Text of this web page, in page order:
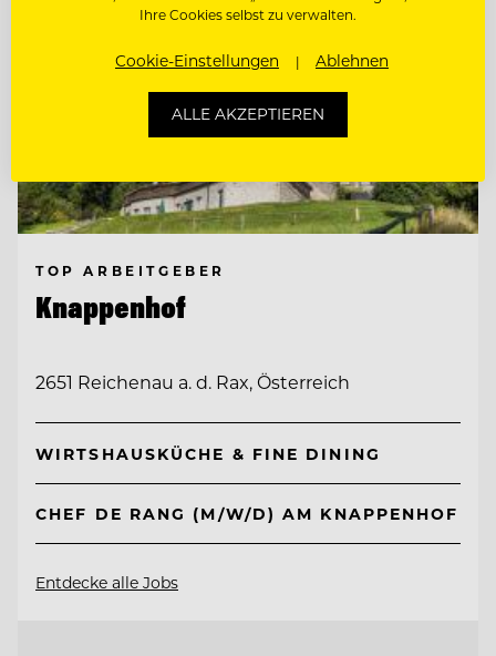
TOP ARBEITGEBER
Knappenhof
2651 Reichenau a. d. Rax, Österreich
WIRTSHAUSKÜCHE & FINE DINING
CHEF DE RANG (M/W/D) AM KNAPPENHOF
Entdecke alle Jobs
Ihre Cookies selbst zu verwalten.
Cookie-Einstellungen Ablehnen
ALLE AKZEPTIEREN